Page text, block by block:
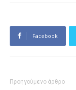
Facebook
Προηγούμενο άρθρο